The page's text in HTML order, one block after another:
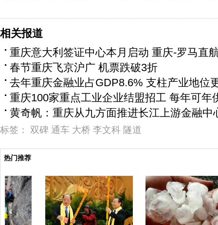
相关报道
重庆意大利签证中心本月启动 重庆-罗马直
春节重庆飞京沪广 机票跌破3折
去年重庆金融业占GDP8.6% 支柱产业地位
重庆100家重点工业企业结盟招工 每年可年
黄奇帆：重庆从九方面推进长江上游金融中
标签： 双碑 通车 大桥 李文科 隧道
热门推荐